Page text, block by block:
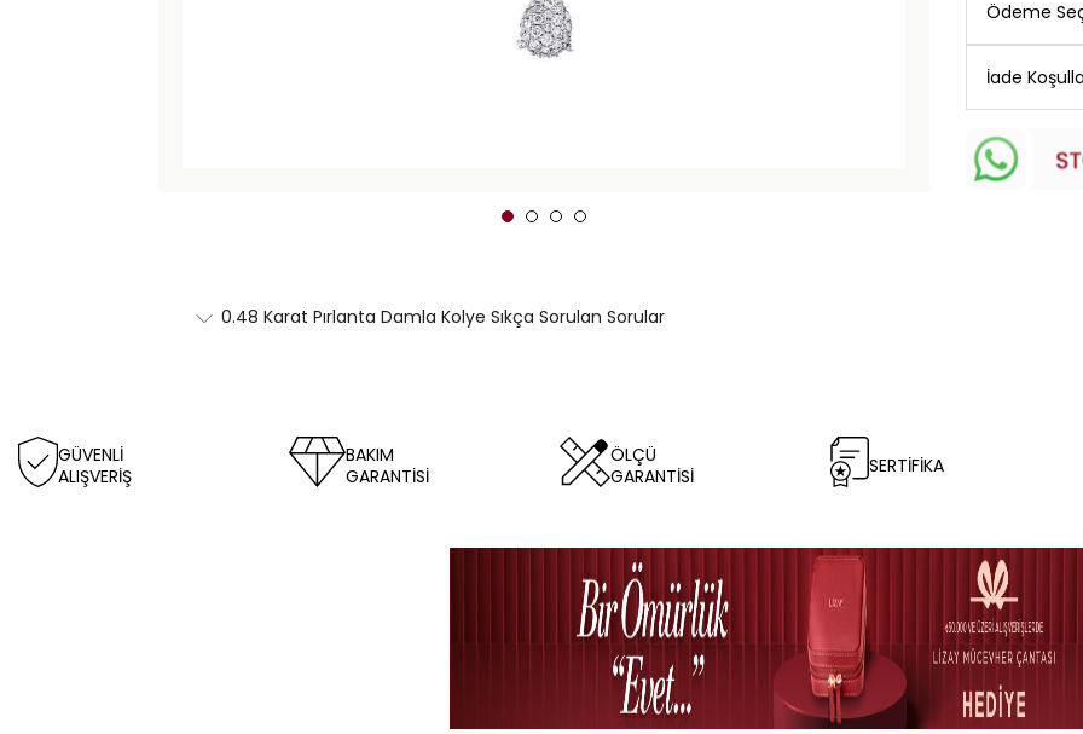
Ödeme
İade
0.48 Karat Pırlanta Damla Kolye Sıkça Sorulan Sorular
GÜVENLİ
ALIŞVERİŞ
BAKIM
GARANTİSİ
ÖLÇÜ
GARANTİSİ
SERTİFİKA